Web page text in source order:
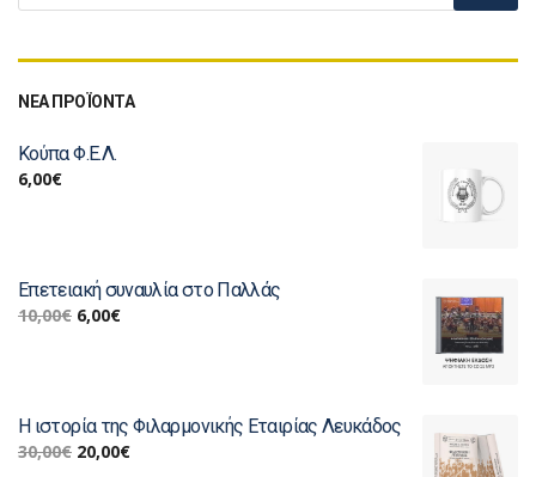
ΝΕΑ ΠΡΟΪΟΝΤΑ
Κούπα Φ.Ε.Λ.
6,00€
Επετειακή συναυλία στο Παλλάς
10,00€ 6,00€
Η ιστορία της Φιλαρμονικής Εταιρίας Λευκάδος
30,00€ 20,00€